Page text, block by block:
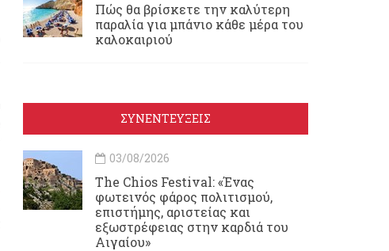
Πώς θα βρίσκετε την καλύτερη
παραλία για μπάνιο κάθε μέρα του
καλοκαιριού
ΣΥΝΕΝΤΕΥΞΕΙΣ
03/08/2026
Τhe Chios Festival: «Ένας
φωτεινός φάρος πολιτισμού,
επιστήμης, αριστείας και
εξωστρέφειας στην καρδιά του
Αιγαίου»